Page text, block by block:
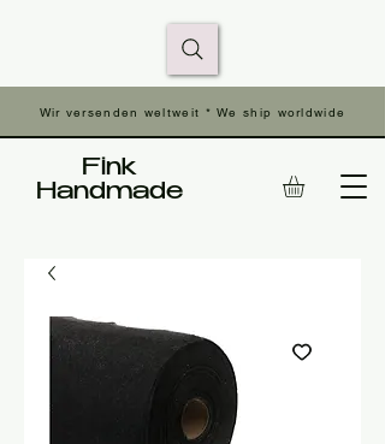
Wir versenden weltweit * We ship worldwide
Fink
Handmade